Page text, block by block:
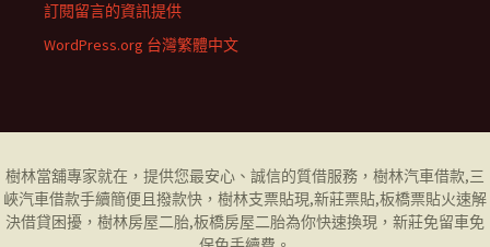
訂閱留言的資訊提供
WordPress.org 台灣繁體中文
樹林當舖專家就在，提供您最安心、誠信的質借服務， 樹林汽車借款,三
峽汽車借款手續簡便且撥款快， 樹林支票貼現,新莊票貼,板橋票貼火速解
決借貸困擾， 樹林房屋二胎,板橋房屋二胎為你快速換現， 新莊免留車免